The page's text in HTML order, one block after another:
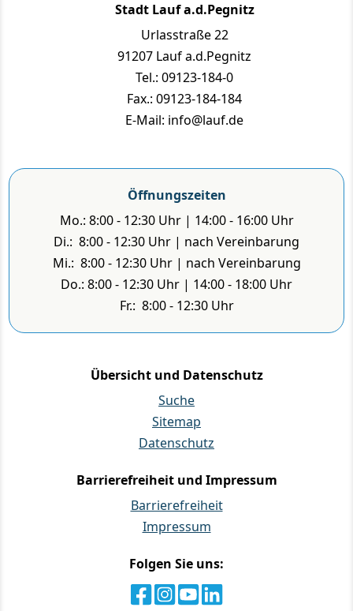
Stadt Lauf a.d.Pegnitz
Urlasstraße 22
91207 Lauf a.d.Pegnitz
Tel.: 09123-184-0
Fax.: 09123-184-184
E-Mail: info@lauf.de
Öffnungszeiten
Mo.: 8:00 - 12:30 Uhr | 14:00 - 16:00 Uhr
Di.: 8:00 - 12:30 Uhr | nach Vereinbarung
Mi.: 8:00 - 12:30 Uhr | nach Vereinbarung
Do.: 8:00 - 12:30 Uhr | 14:00 - 18:00 Uhr
Fr.: 8:00 - 12:30 Uhr
Übersicht und Datenschutz
Suche
Sitemap
Datenschutz
Barrierefreiheit und Impressum
Barrierefreiheit
Impressum
Folgen Sie uns: